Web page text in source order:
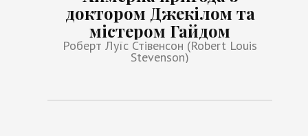
доктором Джекілом та
містером Гайдом
Роберт Луїс Стівенсон (Robert Louis
Stevenson)